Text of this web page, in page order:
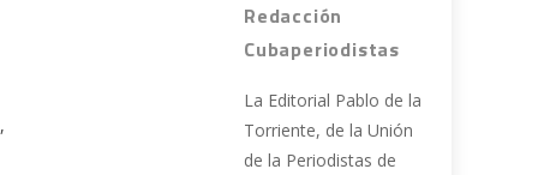
Redacción
Cubaperiodistas
La Editorial Pablo de la
Torriente, de la Unión
de la Periodistas de